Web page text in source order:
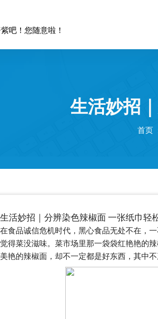
吧！您随意啦！
生活妙招
首页
生活妙招｜分辨染色辣椒面 一张纸巾轻
在食品诚信危机时代，黑心食品无处不在，
觉得菜没滋味。菜市场里那一袋袋红艳艳的
美艳的辣椒面，却不一定都是好东西，其中